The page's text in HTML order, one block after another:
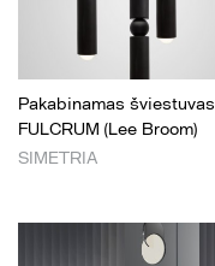
Pakabinamas šviestuvas
FULCRUM (Lee Broom)
SIMETRIA